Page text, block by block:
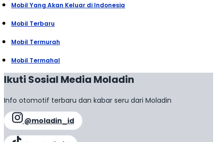
Mobil Yang Akan Keluar di Indonesia
Mobil Terbaru
Mobil Termurah
Mobil Termahal
Ikuti Sosial Media Moladin
Info otomotif terbaru dan kabar seru dari Moladin
@moladin_id